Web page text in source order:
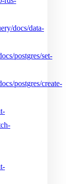
docs/data-
postgres/set-
postgres/create-